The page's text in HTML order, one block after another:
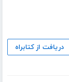
دریافت از کتابراه